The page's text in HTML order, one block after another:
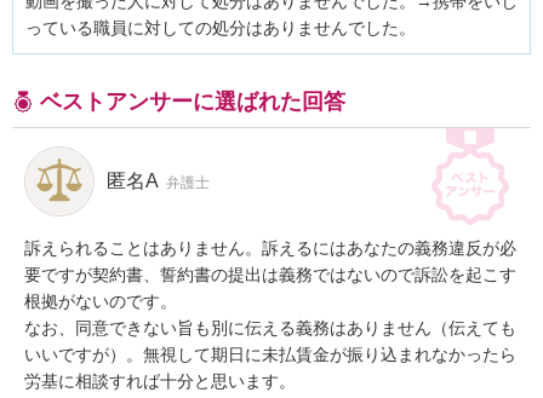
っている職員に対しての処分はありませんでした。
ベストアンサーに選ばれた回答
匿名A 弁護士
訴えられることはありません。訴えるにはあなたの義務違反が必
要ですが契約書、誓約書の提出は義務ではないので訴訟を起こす
根拠がないのです。
なお、同意できない旨も別に伝える義務はありません（伝えても
いいですが）。無視して期日に未払賃金が振り込まれなかったら
労基に相談すれば十分と思います。